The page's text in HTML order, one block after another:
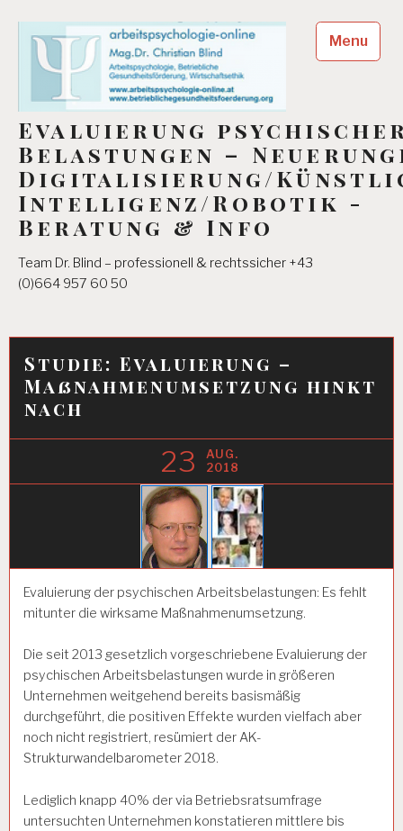
content
Evaluierung
Belastungen –
Digitalisierung/
Intelligenz/Robotik -
Beratung & Info
Team Dr. Blind – professionell & rechtssicher +43
(0)664 957 60 50
Menu
Studie: Evaluierung –
Maßnahmenumsetzung hinkt
nach
23
AUG.
2018
Evaluierung der psychischen Arbeitsbelastungen: Es fehlt
mitunter die wirksame Maßnahmenumsetzung.
Die seit 2013 gesetzlich vorgeschriebene Evaluierung der
psychischen Arbeitsbelastungen wurde in größeren
Unternehmen weitgehend bereits basismäßig
durchgeführt, die positiven Effekte wurden vielfach aber
noch nicht registriert, resümiert der AK-
Strukturwandelbarometer 2018.
Lediglich knapp 40% der via Betriebsratsumfrage
untersuchten Unternehmen konstatieren mittlere bis